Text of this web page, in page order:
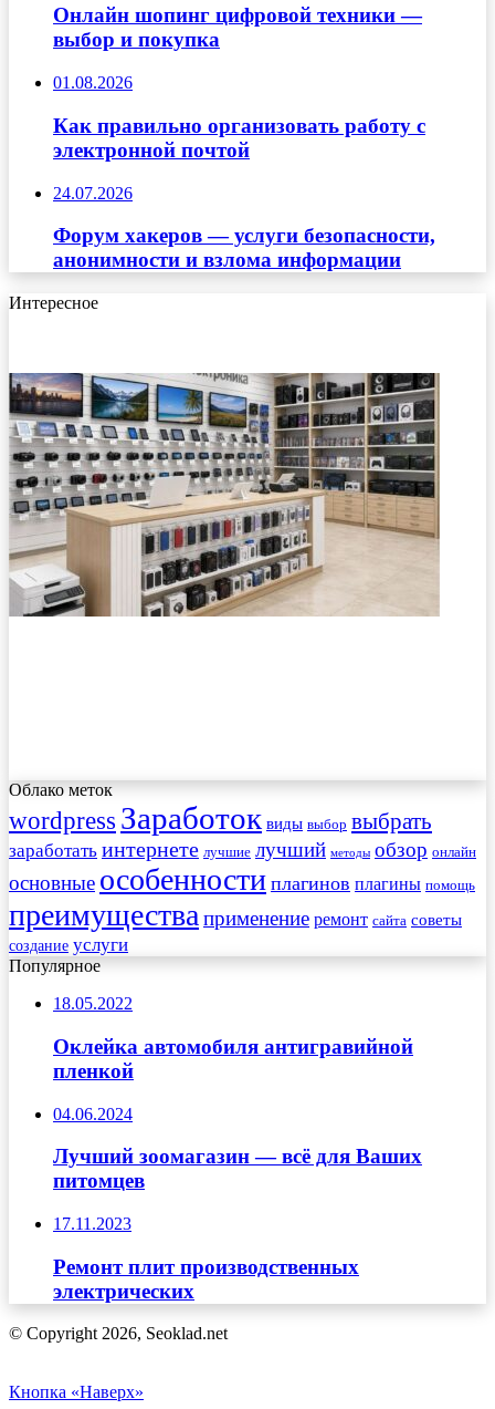
Онлайн шопинг цифровой техники —
выбор и покупка
01.08.2026
Как правильно организовать работу с
электронной почтой
24.07.2026
Форум хакеров — услуги безопасности,
анонимности и взлома информации
Интересное
Облако меток
wordpress Заработок виды выбор выбрать
заработать интернете лучшие лучший методы обзор онлайн
основные особенности плагинов плагины помощь
преимущества применение ремонт сайта советы
создание услуги
Популярное
18.05.2022
Оклейка автомобиля антигравийной
пленкой
04.06.2024
Лучший зоомагазин — всё для Ваших
питомцев
17.11.2023
Ремонт плит производственных
электрических
© Copyright 2026, Seoklad.net
Кнопка «Наверх»